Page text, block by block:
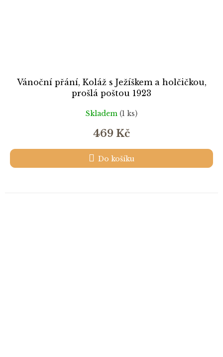
Vánoční přání, Koláž s Ježíškem a holčičkou,
prošlá poštou 1923
Skladem (1 ks)
469 Kč
Do košíku